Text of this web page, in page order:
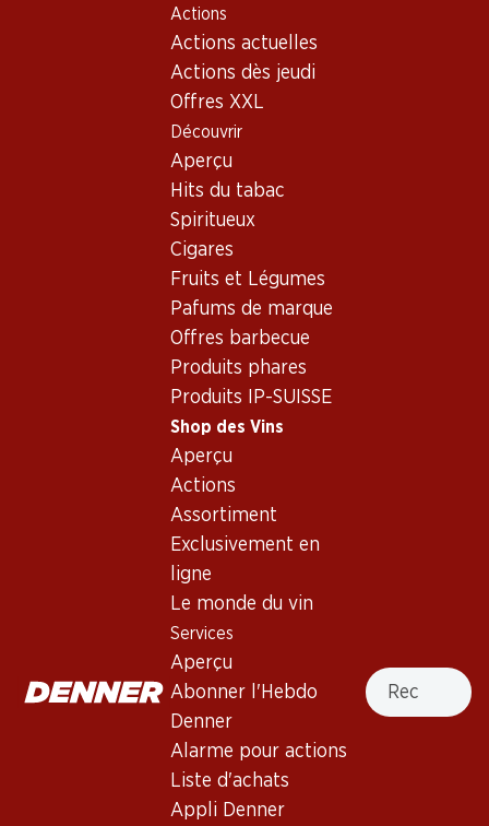
Actions
Actions actuelles
Actions dès jeudi
Offres XXL
Découvrir
Aperçu
Hits du tabac
Spiritueux
Cigares
Fruits et Légumes
Pafums de marque
Offres barbecue
Produits phares
Produits IP-SUISSE
Shop des Vins
Aperçu
Actions
Assortiment
Exclusivement en
ligne
Le monde du vin
Services
Aperçu
Abonner l'Hebdo
Denner
Alarme pour actions
Liste d'achats
Appli Denner
Recherche
Shop des Vins
Canaiolo, Italie
Carpineto Chianti Classico
Montepulciano DOCG
Riserva
2020
59.70
Privilegio Vino Nobile di
Montepulciano DOCG